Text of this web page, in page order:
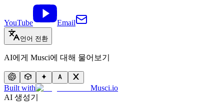
YouTube Email
언어 전환
AI에게 Musci에 대해 물어보기
Built with
Musci.io
AI 생성기